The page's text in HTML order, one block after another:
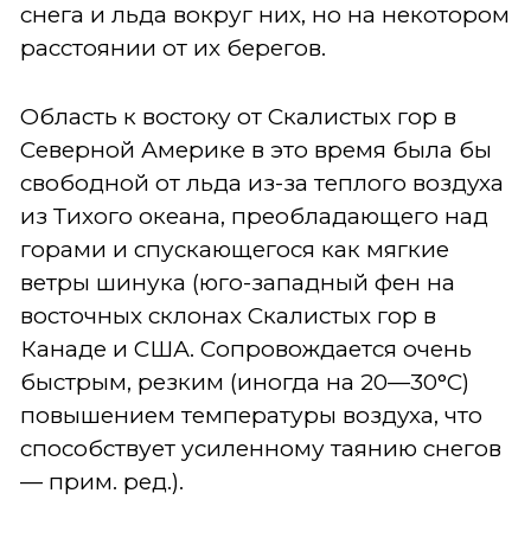
снега и льда вокруг них, но на некотором
расстоянии от их берегов.
Область к востоку от Скалистых гор в
Северной Америке в это время была бы
свободной от льда из-за теплого воздуха
из Тихого океана, преобладающего над
горами и спускающегося как мягкие
ветры шинука (юго-западный фен на
восточных склонах Скалистых гор в
Канаде и США. Сопровождается очень
быстрым, резким (иногда на 20—30°С)
повышением температуры воздуха, что
способствует усиленному таянию снегов
— прим. ред.).